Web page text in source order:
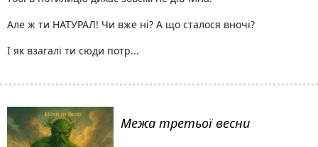
Але ж ти НАТУРАЛ! Чи вже ні? А що сталося вночі?
І як взагалі ти сюди потр...
Межа третьої весни